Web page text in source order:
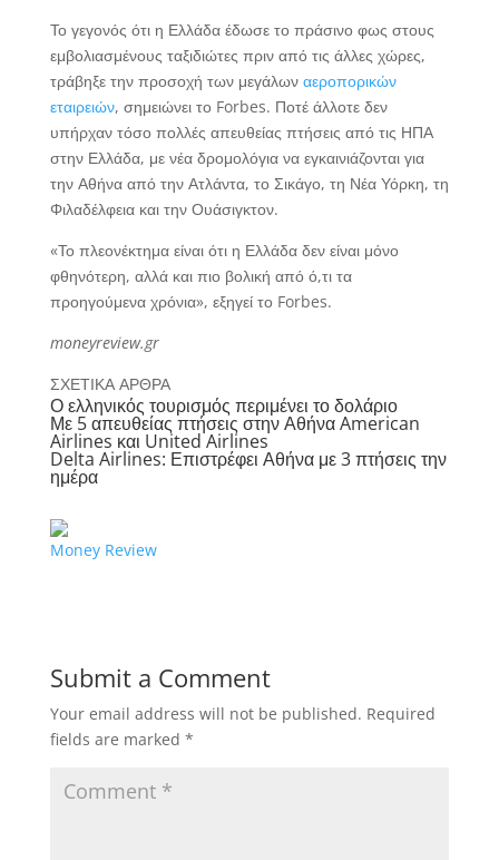
Το γεγονός ότι η Ελλάδα έδωσε το πράσινο φως στους
εμβολιασμένους ταξιδιώτες πριν από τις άλλες χώρες,
τράβηξε την προσοχή των μεγάλων αεροπορικών
εταιρειών, σημειώνει το Forbes. Ποτέ άλλοτε δεν
υπήρχαν τόσο πολλές απευθείας πτήσεις από τις ΗΠΑ
στην Ελλάδα, με νέα δρομολόγια να εγκαινιάζονται για
την Αθήνα από την Ατλάντα, το Σικάγο, τη Νέα Υόρκη, τη
Φιλαδέλφεια και την Ουάσιγκτον.
«Το πλεονέκτημα είναι ότι η Ελλάδα δεν είναι μόνο
φθηνότερη, αλλά και πιο βολική από ό,τι τα
προηγούμενα χρόνια», εξηγεί το Forbes.
moneyreview.gr
ΣΧΕΤΙΚΑ ΑΡΘΡΑ
Ο ελληνικός τουρισμός περιμένει το δολάριο
Με 5 απευθείας πτήσεις στην Αθήνα American
Airlines και United Airlines
Delta Airlines: Επιστρέφει Αθήνα με 3 πτήσεις την
ημέρα
Money Review
Submit a Comment
Your email address will not be published. Required
fields are marked *